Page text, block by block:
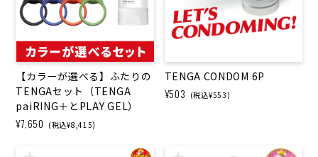
【カラーが選べる】ふたりの
TENGAセット（TENGA
paiRING＋とPLAY GEL）
¥7,650 (税込¥8,415)
TENGA CONDOM 6P
¥503 (税込¥553)